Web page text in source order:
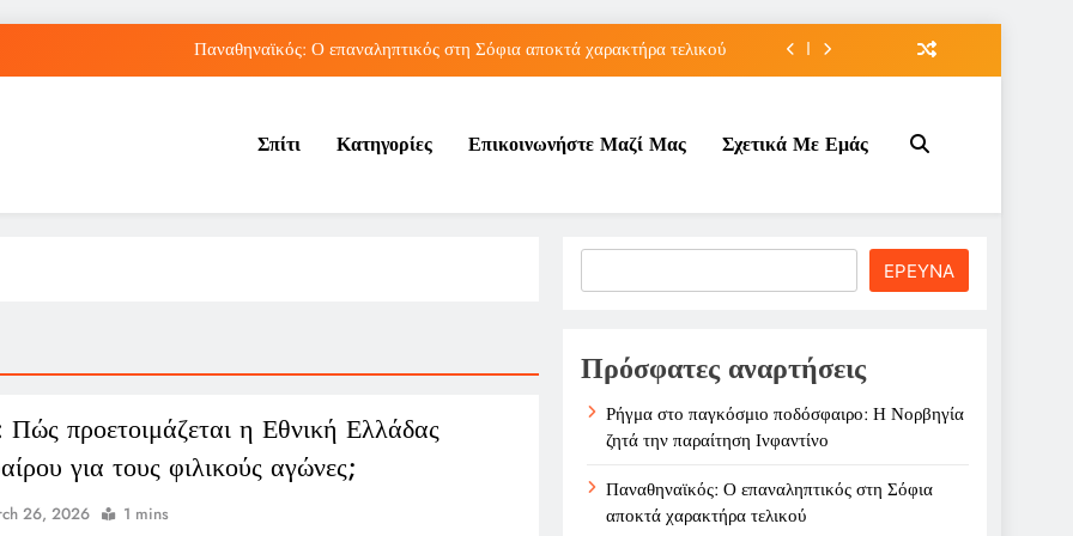
Παναθηναϊκός: Ο επαναληπτικός στη Σόφια αποκτά χαρακτήρα τελικού
Νέα Κρήτη: Πώς η φράση «Κρήτη ΟΦΗ» προκάλεσε ζημιά στο Σαρακήνικο
Παναθηναϊκός: Ο επαναληπτικός στη Σόφια αποκτά χαρακτήρα τελικού
Πώς ο ΟΠΕΚΑ ενισχύει τον Κοινωνικό Τουρισμό;
Σπίτι Κατηγορίες Επικοινωνήστε Μαζί Μας Σχετικά Με Εμάς
Πώς προετοιμάζεται η Εθνική Ελλάδας
για τους φιλικούς αγώνες;
26, 2026 1 mins
ΕΡΕΥΝΑ
Πρόσφατες αναρτήσεις
Ρήγμα στο παγκόσμιο ποδόσφαιρο: Η Νορβηγία
ζητά την παραίτηση Ινφαντίνο
Παναθηναϊκός: Ο επαναληπτικός στη Σόφια
αποκτά χαρακτήρα τελικού